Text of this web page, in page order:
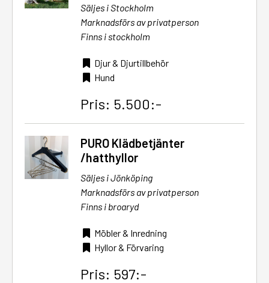
Säljes i Stockholm
Marknadsförs av privatperson
Finns i stockholm
Djur & Djurtillbehör
Hund
Pris: 5.500:-
PURO Klädbetjänter
/hatthyllor
Säljes i Jönköping
Marknadsförs av privatperson
Finns i broaryd
Möbler & Inredning
Hyllor & Förvaring
Pris: 597:-